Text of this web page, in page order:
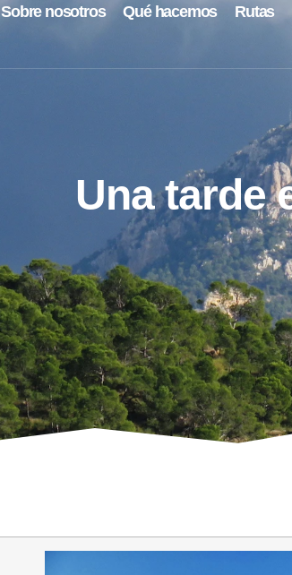
Sobre nosotros Qué hacemos Rutas
Una tarde